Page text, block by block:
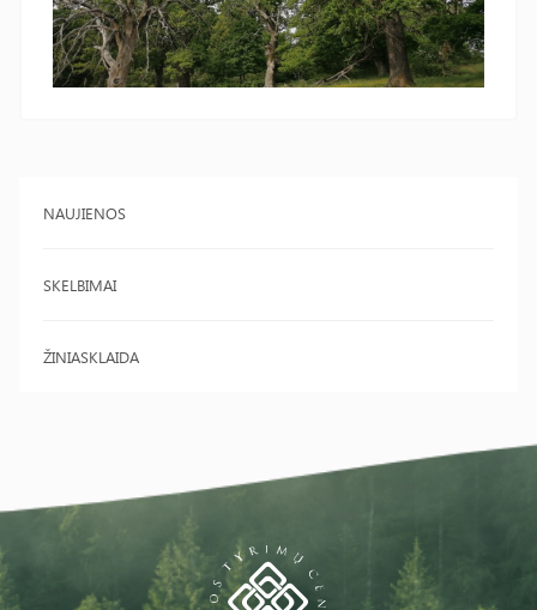
NAUJIENOS
SKELBIMAI
ŽINIASKLAIDA